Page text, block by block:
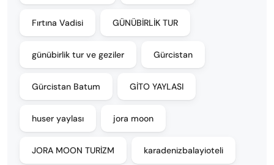
Fırtına Vadisi GÜNÜBİRLİK TUR
günübirlik tur ve geziler Gürcistan
Gürcistan Batum GİTO YAYLASI
huser yaylası jora moon
JORA MOON TURİZM karadenizbalayioteli